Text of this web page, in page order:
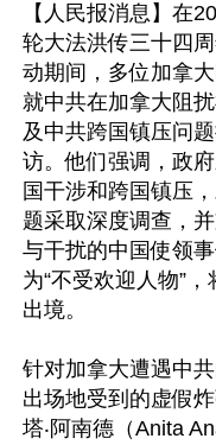
【人民报消息】在
轮大法洪传三十四
动期间，多位加拿
就中共在加拿大阻
及中共跨国镇压问
访。他们强调，政
国干涉和跨国镇压
题采取深度调查，
与干扰的中国使领
为“不受欢迎人物”，
出境。
针对加拿大遭遇中
出场地受到的虚假
塔‧阿南德（Anita